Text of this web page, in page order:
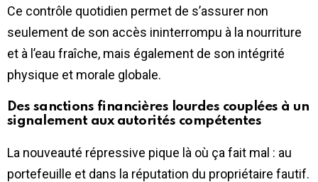
Ce contrôle quotidien permet de s’assurer non
seulement de son accès ininterrompu à la nourriture
et à l’eau fraîche, mais également de son intégrité
physique et morale globale.
Des sanctions financières lourdes couplées à un
signalement aux autorités compétentes
La nouveauté répressive pique là où ça fait mal : au
portefeuille et dans la réputation du propriétaire fautif.